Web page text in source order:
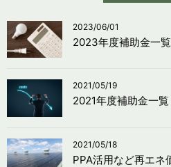
2023/06/01
2023年度補助金一覧
2021/05/19
2021年度補助金一覧
2021/05/18
PPA活用など再エネ